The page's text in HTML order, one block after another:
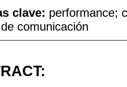
clave: performance;
comunicación